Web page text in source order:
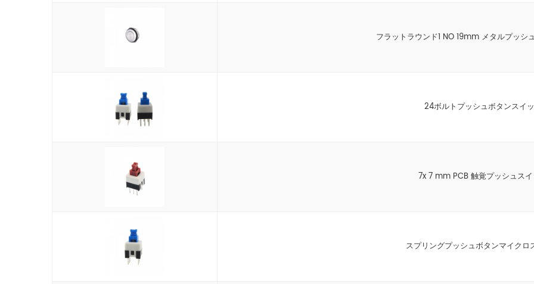
フラットラウンド1 NO 19mm メタルプッシ
24ボルトプッシュボタンスイ
7x 7 mm PCB 触覚プッシュス
スプリングプッシュボタンマイクロ